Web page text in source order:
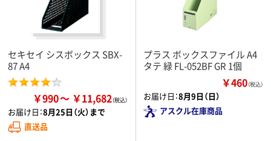
セキセイ シスボックス SBX-
87 A4
￥990 ￥11,682
お届け日：8月25日（火）まで
直送品
プラス ボックスファイル A4
タテ 緑 FL-052BF GR 1個
￥460（税込）
お届け日：8月9日（日）
アスクル在庫商品